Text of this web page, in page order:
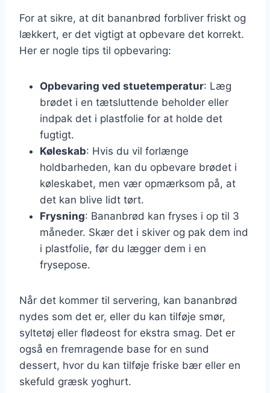
For at sikre, at dit bananbrød forbliver friskt og
lækkert, er det vigtigt at opbevare det korrekt.
Her er nogle tips til opbevaring:
Opbevaring ved stuetemperatur: Læg
brødet i en tætsluttende beholder eller
indpak det i plastfolie for at holde det
fugtigt.
Køleskab: Hvis du vil forlænge
holdbarheden, kan du opbevare brødet i
køleskabet, men vær opmærksom på, at
det kan blive lidt tørt.
Frysning: Bananbrød kan fryses i op til 3
måneder. Skær det i skiver og pak dem ind
i plastfolie, før du lægger dem i en
frysepose.
Når det kommer til servering, kan bananbrød
nydes som det er, eller du kan tilføje smør,
syltetøj eller flødeost for ekstra smag. Det er
også en fremragende base for en sund
dessert, hvor du kan tilføje friske bær eller en
skefuld græsk yoghurt.